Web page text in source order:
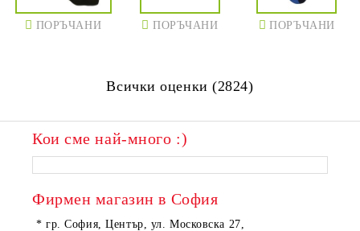
ПОРЪЧАНИ ПОРЪЧАНИ ПОРЪЧАНИ
ПОРЪЧАНИ
Всички оценки (2824)
Кои сме най-много :)
Фирмен магазин в София
* гр. София, Център, ул. Московска 27,